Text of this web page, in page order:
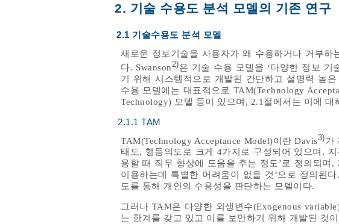
2. 기술 수용도 분석 모델의 기존 연구
2.1 기술수용도 분석 모델
새로운 정보기술을 사용자가 왜 수용하거나 거부
다. Swanson 2)은 기술 수용 모델을 ‘다양한 정보 기
기 위해 시스템적으로 개발된 간단하고 설명력 높
수용 모델에는 대표적으로 TAM(Technology
Technology) 모델 등이 있으며, 2.1절에서는 이에 대
2.1.1 TAM
TAM(Technology Acceptance Model)이란 Davis3)가
태도, 행동의도로 크게 4가지로 구성되어 있으며,
용할 때 직무 향상에 도움을 주는 정도’로 정의되며,
이용하는데 특별한 어려움이 없을 것’으로 정의된
도를 통해 개인의 수용성을 판단하는 모델이다.
그러나 TAM은 다양한 외생변수(Exogenous
는 한계를 갖고 있고 이를 보안하기 위해 개발된 것